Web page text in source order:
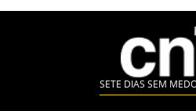
SETE DIAS SEM